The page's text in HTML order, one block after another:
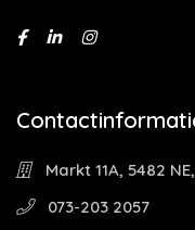
Markt 11A, 5482
073-203 2057